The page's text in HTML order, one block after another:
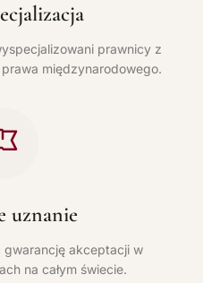
prawnicy z
międzynarodowego.
uznanie
gwarancję akceptacji w
na całym świecie.